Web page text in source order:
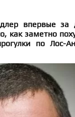
впервые
как заметно
по Лос-